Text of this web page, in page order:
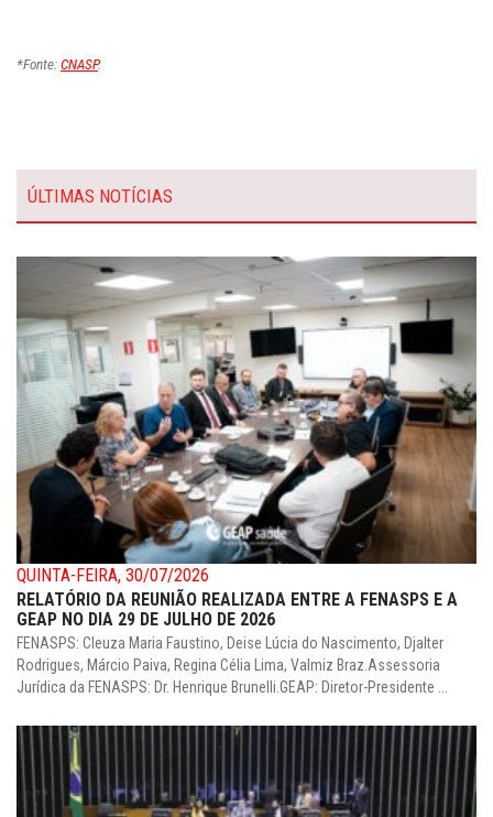
*Fonte: CNASP.
ÚLTIMAS NOTÍCIAS
QUINTA-FEIRA, 30/07/2026
RELATÓRIO DA REUNIÃO REALIZADA ENTRE A FENASPS E A
GEAP NO DIA 29 DE JULHO DE 2026
FENASPS: Cleuza Maria Faustino, Deise Lúcia do Nascimento, Djalter
Rodrigues, Márcio Paiva, Regina Célia Lima, Valmiz Braz.Assessoria
Jurídica da FENASPS: Dr. Henrique Brunelli.GEAP: Diretor-Presidente ...